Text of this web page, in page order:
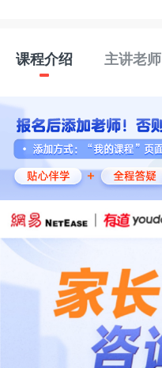
课程介绍 主讲老师